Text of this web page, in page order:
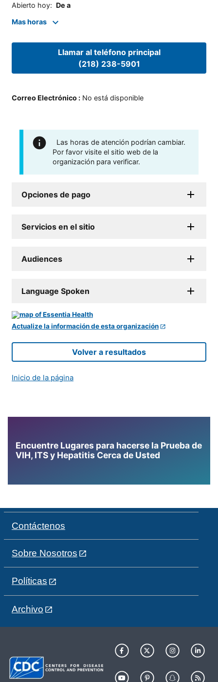
Abierto hoy: De a
Mas horas
Llamar al teléfono principal
(218) 238-5901
Correo Electrónico : No está disponible
Las horas de atención podrían cambiar.
Por favor visite el sitio web de la
organización para verificar.
Opciones de pago
Servicios en el sitio
Audiences
Language Spoken
Actualize la información de esta organización
Volver a resultados
Inicio de la página
Encuentre Lugares para hacerse la Prueba de
VIH, ITS y Hepatitis Cerca de Usted
Contáctenos
Sobre Nosotros
Políticas
Archivo